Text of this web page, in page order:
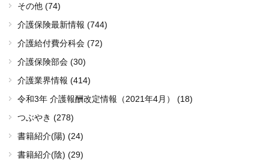
その他 (74)
介護保険最新情報 (744)
介護給付費分科会 (72)
介護保険部会 (30)
介護業界情報 (414)
令和3年 介護報酬改定情報（2021年4月） (18)
つぶやき (278)
書籍紹介(陽) (24)
書籍紹介(陰) (29)